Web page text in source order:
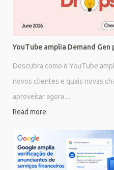
YouTube amplia Demand
Descubra como o YouTube
novos clientes e quais novas
aproveitar agora....
Read more